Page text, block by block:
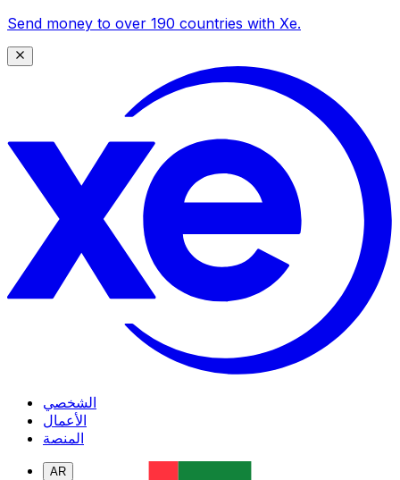
Send money to over 190 countries with Xe.
الشخصي
الأعمال
المنصة
AR